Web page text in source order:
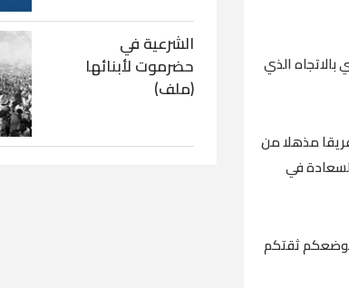
الذي
مذهلا من
في
ثقتكم
الشرعية في
حضرموت لأبنائها
(ملف)